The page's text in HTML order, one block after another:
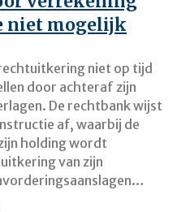
niet mogelijk
niet op tijd
door achteraf zijn
De rechtbank wijst
af, waarbij de
holding wordt
van zijn